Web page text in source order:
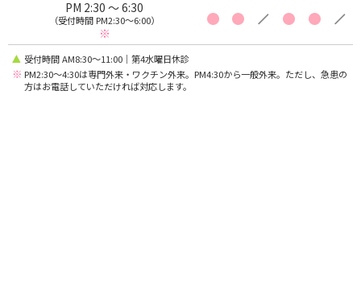
PM 2:30 〜 6:30
（受付時間 PM2:30〜6:00）
※
受付時間 AM8:30〜11:00｜第4水曜日休診
※ PM2:30〜4:30は専門外来・ワクチン外来。PM4:30から一般外来。ただし、急患の
方はお電話していただければ対応します。